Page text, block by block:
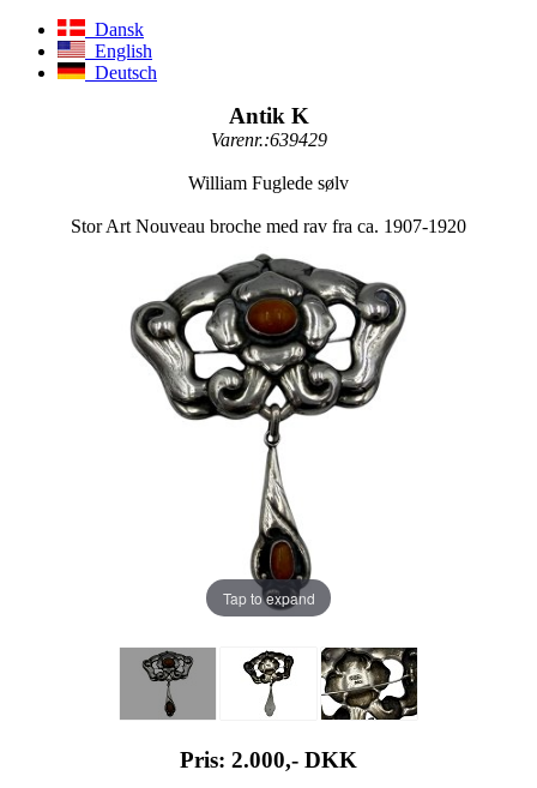
Dansk
English
Deutsch
Antik K
Varenr.:639429
William Fuglede sølv
Stor Art Nouveau broche med rav fra ca. 1907-1920
Tap to expand
Pris: 2.000,- DKK